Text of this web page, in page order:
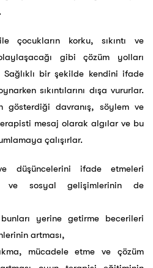
çocukların korku, sıkıntı ve
gibi çözüm yolları
Sağlıklı bir şekilde kendini ifade
sıkıntılarını dışa vururlar.
gösterdiği davranış, söylem ve
mesaj olarak algılar ve bu
çalışırlar.
düşüncelerini ifade etmeleri
ve sosyal gelişimlerinin de
yerine getirme becerileri
artması,
mücadele etme ve çözüm